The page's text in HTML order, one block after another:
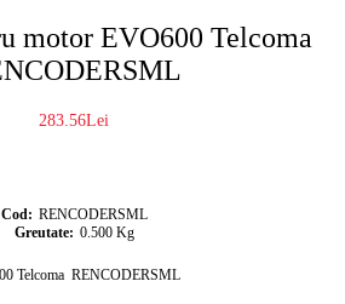
motor EVO600 Telcoma
283.56Lei
Cod: RENCODERSML
Greutate: 0.500 Kg
Telcoma RENCODERSML